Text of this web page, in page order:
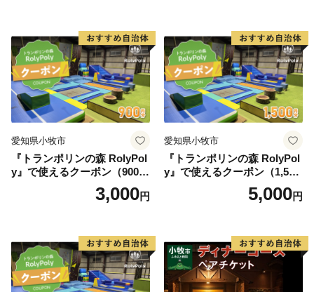
ティー チケット 券 2名様分
お祝 誕生日 記念日 名鉄小牧
ホテル 愛知県 小牧市 送料無
料
愛知県小牧市
『トランポリンの森 RolyPol
y』で使えるクーポン（900
3,000円
愛知県小牧市
『トランポリンの森 RolyPol
y』で使えるクーポン（1,500
5,000円